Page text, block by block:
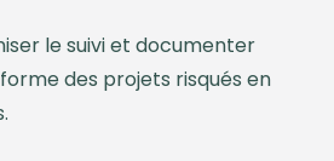
le suivi et documenter
des projets risqués en